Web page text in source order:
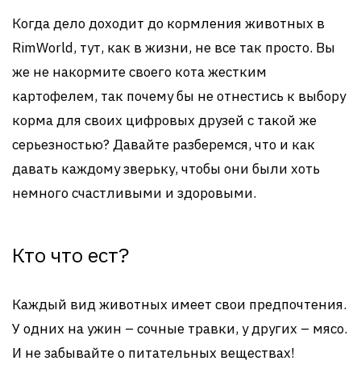
Когда дело доходит до кормления животных в
RimWorld, тут, как в жизни, не все так просто. Вы
же не накормите своего кота жестким
картофелем, так почему бы не отнестись к выбору
корма для своих цифровых друзей с такой же
серьезностью? Давайте разберемся, что и как
давать каждому зверьку, чтобы они были хоть
немного счастливыми и здоровыми.
Кто что ест?
Каждый вид животных имеет свои предпочтения.
У одних на ужин – сочные травки, у других – мясо.
И не забывайте о питательных веществах!